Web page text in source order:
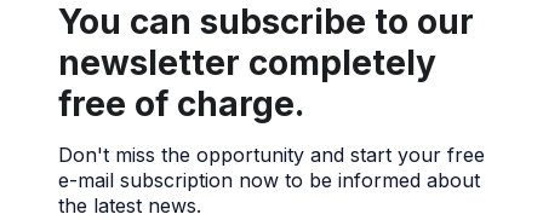
You can subscribe to our
newsletter completely
free of charge.
Don't miss the opportunity and start your free
e-mail subscription now to be informed about
the latest news.